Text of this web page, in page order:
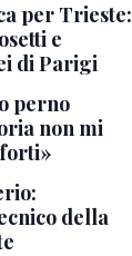
per Trieste:
e
di Parigi
perno
non mi
della